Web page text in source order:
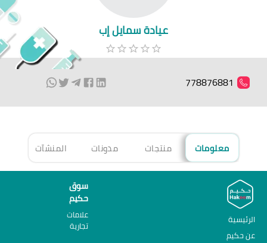
عيادة سمايل إب
778876881
معلومات منتجات مدونات المنشآت
الرئيسية
عن حكيم
سوق
حكيم
علامات
تجارية